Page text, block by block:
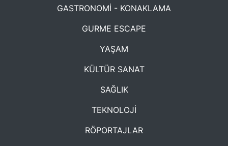
GASTRONOMİ - KONAKLAMA
GURME ESCAPE
YAŞAM
KÜLTÜR SANAT
SAĞLIK
TEKNOLOJİ
RÖPORTAJLAR